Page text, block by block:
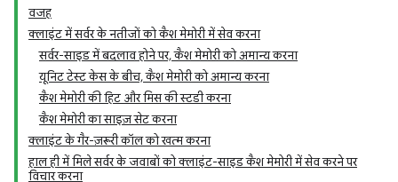
वजह
क्लाइंट में सर्वर के नतीजों को कैश मेमोरी में सेव करना
सर्वर-साइड में बदलाव होने पर, कैश मेमोरी को अमान्य करना
यूनिट टेस्ट केस के बीच, कैश मेमोरी को अमान्य करना
कैश मेमोरी की हिट और मिस की स्टडी करना
कैश मेमोरी का साइज़ सेट करना
क्लाइंट के गैर-ज़रूरी कॉल को खत्म करना
हाल ही में मिले सर्वर के जवाबों को क्लाइंट-साइड कैश मेमोरी में सेव करने पर
विचार करना